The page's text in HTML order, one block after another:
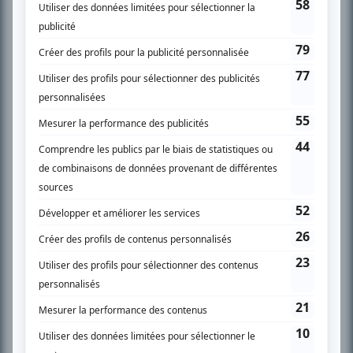
SUR LE RÉSEAU BIZZ MÉDIA
PLAN DU SITE
Accueil
Liste des oeuvres
Recherche avancée
À propos
Nous contacter
Termes et conditions
Politique de confidentialité
Gestion du consentement